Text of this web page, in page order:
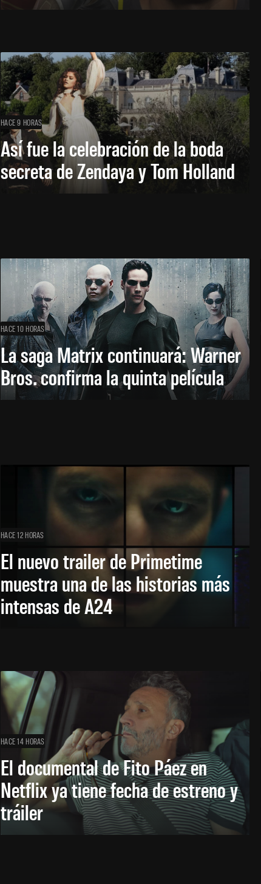
HACE 9 HORAS
Así fue la celebración de la boda
secreta de Zendaya y Tom Holland
HACE 10 HORAS
La saga Matrix continuará: Warner
Bros. confirma la quinta película
HACE 12 HORAS
El nuevo trailer de Primetime
muestra una de las historias más
intensas de A24
HACE 14 HORAS
El documental de Fito Páez en
Netflix ya tiene fecha de estreno y
tráiler